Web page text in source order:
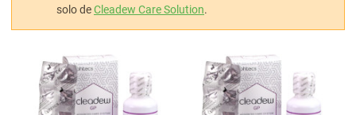
solo deCleadew Care Solution.